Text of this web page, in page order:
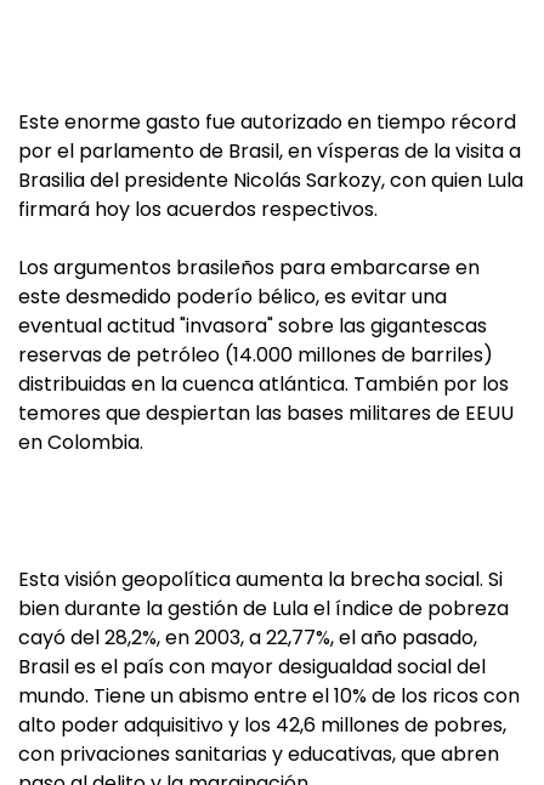
Este enorme gasto fue autorizado en tiempo récord
por el parlamento de Brasil, en vísperas de la visita a
Brasilia del presidente Nicolás Sarkozy, con quien Lula
firmará hoy los acuerdos respectivos.
Los argumentos brasileños para embarcarse en
este desmedido poderío bélico, es evitar una
eventual actitud "invasora" sobre las gigantescas
reservas de petróleo (14.000 millones de barriles)
distribuidas en la cuenca atlántica. También por los
temores que despiertan las bases militares de EEUU
en Colombia.
Esta visión geopolítica aumenta la brecha social. Si
bien durante la gestión de Lula el índice de pobreza
cayó del 28,2%, en 2003, a 22,77%, el año pasado,
Brasil es el país con mayor desigualdad social del
mundo. Tiene un abismo entre el 10% de los ricos con
alto poder adquisitivo y los 42,6 millones de pobres,
con privaciones sanitarias y educativas, que abren